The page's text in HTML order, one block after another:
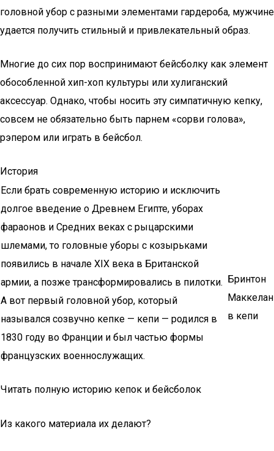
головной убор с разными элементами гардероба, мужчине
удается получить стильный и привлекательный образ.
Многие до сих пор воспринимают бейсболку как элемент
обособленной хип-хоп культуры или хулиганский
аксессуар. Однако, чтобы носить эту симпатичную кепку,
совсем не обязательно быть парнем «сорви голова»,
рэпером или играть в бейсбол.
История
Если брать современную историю и исключить
долгое введение о Древнем Египте, уборах
фараонов и Средних веках с рыцарскими
шлемами, то головные уборы с козырьками
появились в начале XIX века в Британской
армии, а позже трансформировались в пилотки.
А вот первый головной убор, который
назывался созвучно кепке — кепи — родился в
1830 году во Франции и был частью формы
французских военнослужащих.
Читать полную историю кепок и бейсболок
Бринтон
Маккелан
в кепи
Из какого материала их делают?